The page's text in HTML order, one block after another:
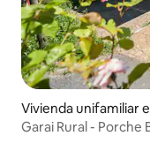
Vivienda unifamiliar
Garai Rural - Porche